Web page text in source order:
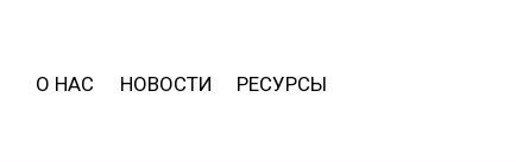
О НАС НОВОСТИ РЕСУРСЫ